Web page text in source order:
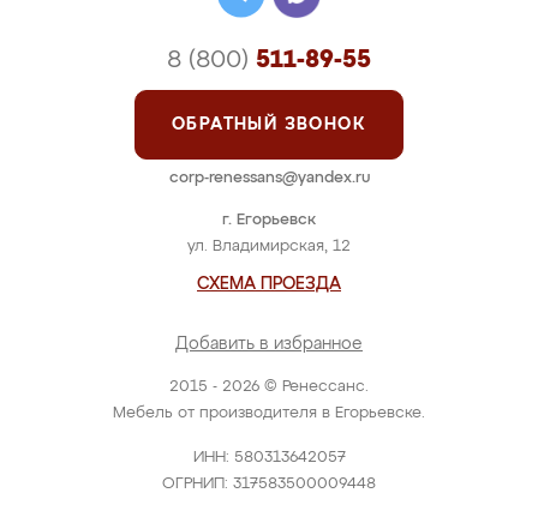
2015 - 2026 © Ренессанс.
Мебель от производителя в Егорьевске.
ИНН: 580313642057
ОГРНИП: 317583500009448
г. Егорьевск
ул. Владимирская, 12
СХЕМА ПРОЕЗДА
Добавить в избранное
8 (800) 511-89-55
ОБРАТНЫЙ ЗВОНОК
corp-renessans@yandex.ru